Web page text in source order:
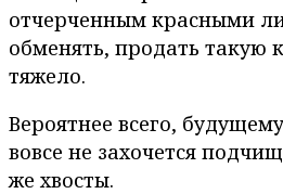
отчерченным красными
обменять, продать такую
тяжело.
Вероятнее всего,
вовсе не захочется
же хвосты.